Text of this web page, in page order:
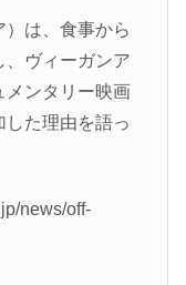
）は、食事から
、ヴィーガンア
メンタリー映画
した理由を語っ
news/off-